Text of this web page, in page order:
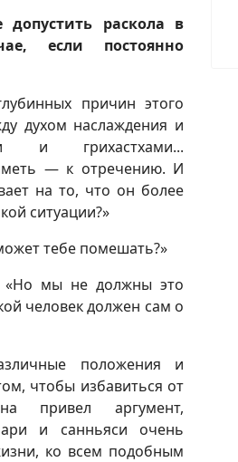
раскола в
если постоянно
причин этого
духом наслаждения и
и грихастхами...
— к отречению. И
на то, что он более
ситуации?»
тебе помешать?»
«Но мы не должны это
человек должен сам о
положения и
чтобы избавиться от
привел аргумент,
и санньяси очень
ко всем подобным